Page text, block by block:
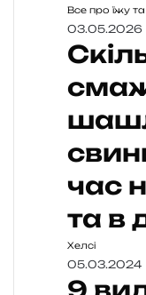
Все про їжу та
03.05.2026
час
та в
Хелсі
05.03.2024